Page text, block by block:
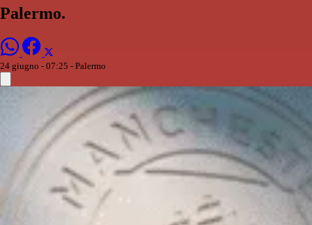
Palermo.
24 giugno - 07:25 - Palermo